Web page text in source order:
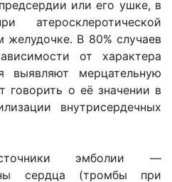
или его ушке, в
В 80% случаев
от характера
выявляют мерцательную
говорить о её значении в
внутрисердечных
эмболии —
сердца (тромбы при